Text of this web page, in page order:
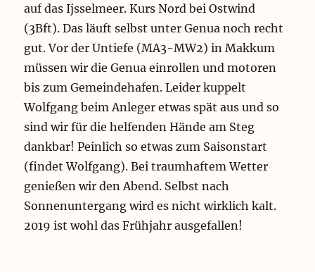
auf das Ijsselmeer. Kurs Nord bei Ostwind
(3Bft). Das läuft selbst unter Genua noch recht
gut. Vor der Untiefe (MA3-MW2) in Makkum
müssen wir die Genua einrollen und motoren
bis zum Gemeindehafen. Leider kuppelt
Wolfgang beim Anleger etwas spät aus und so
sind wir für die helfenden Hände am Steg
dankbar! Peinlich so etwas zum Saisonstart
(findet Wolfgang). Bei traumhaftem Wetter
genießen wir den Abend. Selbst nach
Sonnenuntergang wird es nicht wirklich kalt.
2019 ist wohl das Frühjahr ausgefallen!